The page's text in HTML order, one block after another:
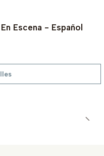
Escena - Español